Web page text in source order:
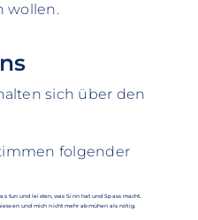
wollen.
sich über den
folgender
tun und leisten, was Sinn hat und Spass macht.
und mich nicht mehr abmühen als nötig.